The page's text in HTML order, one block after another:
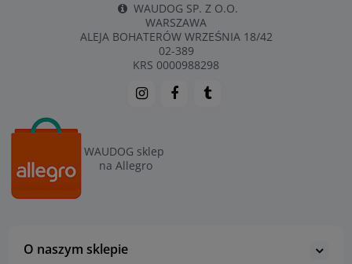
WAUDOG SP. Z O.O.
WARSZAWA
ALEJA BOHATERÓW WRZEŚNIA 18/42
02-389
KRS 0000988298
WAUDOG sklep
na Allegro
O naszym sklepie